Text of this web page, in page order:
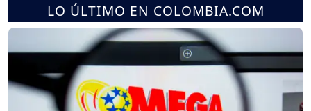
LO ÚLTIMO EN COLOMBIA.COM